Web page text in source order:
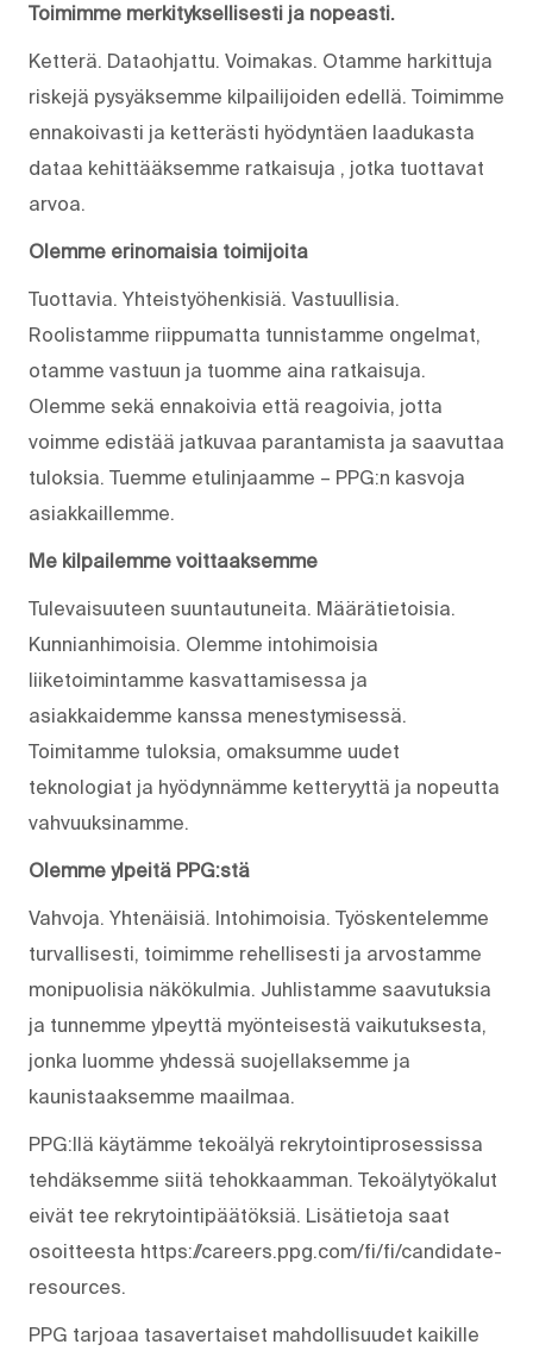
Toimimme merkityksellisesti ja nopeasti.
Ketterä. Dataohjattu. Voimakas. Otamme harkittuja
riskejä pysyäksemme kilpailijoiden edellä. Toimimme
ennakoivasti ja ketterästi hyödyntäen laadukasta
dataa kehittääksemme ratkaisuja , jotka tuottavat
arvoa.
Olemme erinomaisia toimijoita
Tuottavia. Yhteistyöhenkisiä. Vastuullisia.
Roolistamme riippumatta tunnistamme ongelmat,
otamme vastuun ja tuomme aina ratkaisuja.
Olemme sekä ennakoivia että reagoivia, jotta
voimme edistää jatkuvaa parantamista ja saavuttaa
tuloksia. Tuemme etulinjaamme – PPG:n kasvoja
asiakkaillemme.
Me kilpailemme voittaaksemme
Tulevaisuuteen suuntautuneita. Määrätietoisia.
Kunnianhimoisia. Olemme intohimoisia
liiketoimintamme kasvattamisessa ja
asiakkaidemme kanssa menestymisessä.
Toimitamme tuloksia, omaksumme uudet
teknologiat ja hyödynnämme ketteryyttä ja nopeutta
vahvuuksinamme.
Olemme ylpeitä PPG:stä
Vahvoja. Yhtenäisiä. Into­himoisia. Työskentelemme
turvallisesti, toimimme rehellisesti ja arvostamme
monipuolisia näkökulmia. Juhlistamme saavutuksia
ja tunnemme ylpeyttä myönteisestä vaikutuksesta,
jonka luomme yhdessä suojellaksemme ja
kaunistaaksemme maailmaa.
PPG:llä käytämme tekoälyä rekrytointiprosessissa
tehdäksemme siitä tehokkaamman. Tekoälytyökalut
eivät tee rekrytointipäätöksiä. Lisätietoja saat
osoitteesta https://careers.ppg.com/fi/fi/candidate-
resources.
PPG tarjoaa tasavertaiset mahdollisuudet kaikille